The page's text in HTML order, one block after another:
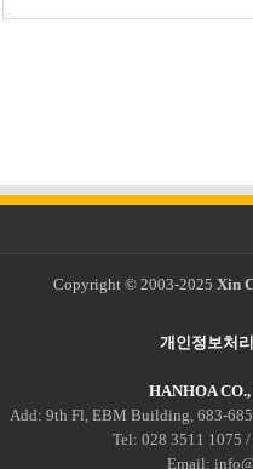
Copyright © 2003-2025 Xin
개인정보처
HANHOA
Add: 9th Fl, EBM Building, 683-
Tel: 028 3511 1075
Email: